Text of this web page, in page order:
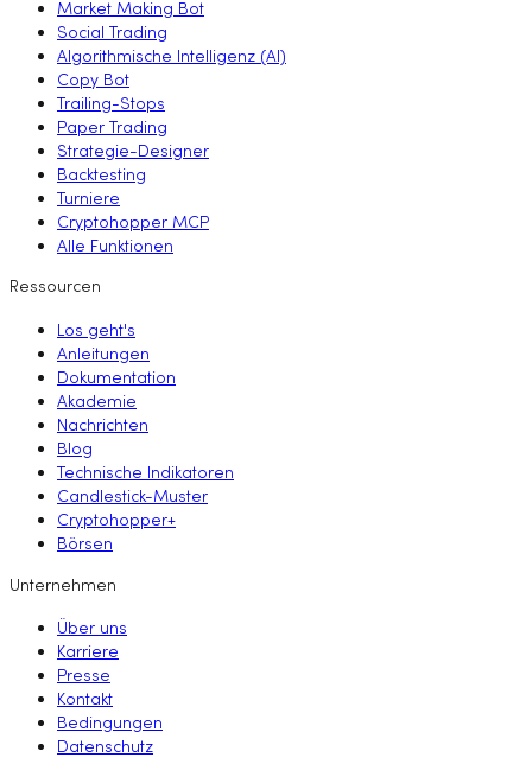
Market Making Bot
Social Trading
Algorithmische Intelligenz (AI)
Copy Bot
Trailing-Stops
Paper Trading
Strategie-Designer
Backtesting
Turniere
Cryptohopper MCP
Alle Funktionen
Ressourcen
Los geht's
Anleitungen
Dokumentation
Akademie
Nachrichten
Blog
Technische Indikatoren
Candlestick-Muster
Cryptohopper+
Börsen
Unternehmen
Über uns
Karriere
Presse
Kontakt
Bedingungen
Datenschutz